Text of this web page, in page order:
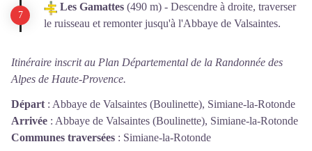
Les Gamattes (490 m) - Descendre à droite, traverser
le ruisseau et remonter jusqu'à l'Abbaye de Valsaintes.
Itinéraire inscrit au Plan Départemental de la Randonnée des
Alpes de Haute-Provence.
Départ : Abbaye de Valsaintes (Boulinette), Simiane-la-Rotonde
Arrivée : Abbaye de Valsaintes (Boulinette), Simiane-la-Rotonde
Communes traversées : Simiane-la-Rotonde